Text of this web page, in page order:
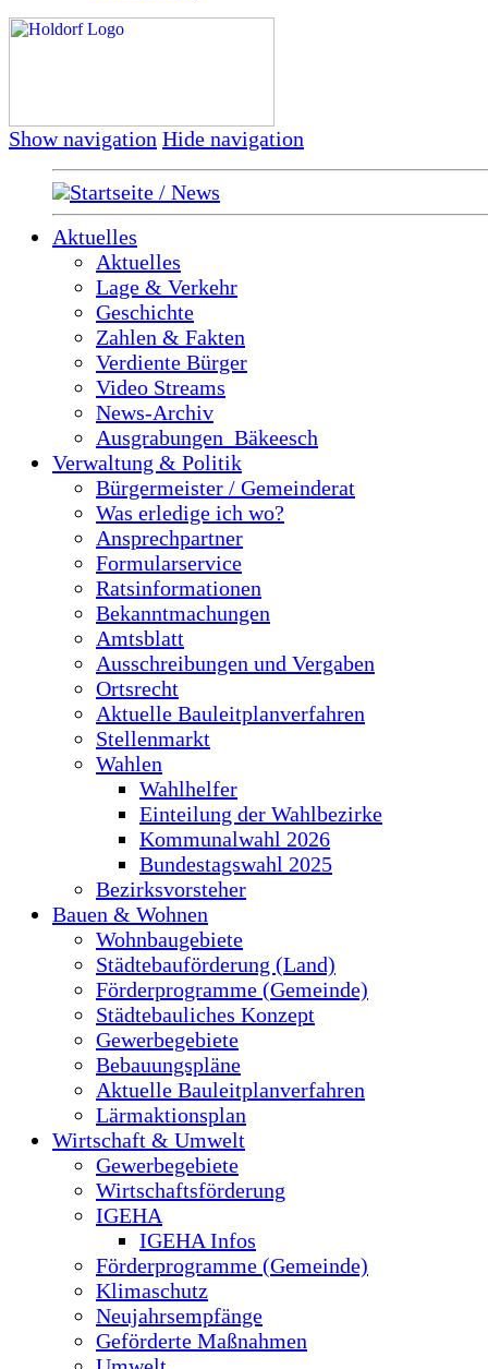
Show navigation Hide navigation
Startseite / News
Aktuelles
Aktuelles
Lage & Verkehr
Geschichte
Zahlen & Fakten
Verdiente Bürger
Video Streams
News-Archiv
Ausgrabungen_Bäkeesch
Verwaltung & Politik
Bürgermeister / Gemeinderat
Was erledige ich wo?
Ansprechpartner
Formularservice
Ratsinformationen
Bekanntmachungen
Amtsblatt
Ausschreibungen und Vergaben
Ortsrecht
Aktuelle Bauleitplanverfahren
Stellenmarkt
Wahlen
Wahlhelfer
Einteilung der Wahlbezirke
Kommunalwahl 2026
Bundestagswahl 2025
Bezirksvorsteher
Bauen & Wohnen
Wohnbaugebiete
Städtebauförderung (Land)
Förderprogramme (Gemeinde)
Städtebauliches Konzept
Gewerbegebiete
Bebauungspläne
Aktuelle Bauleitplanverfahren
Lärmaktionsplan
Wirtschaft & Umwelt
Gewerbegebiete
Wirtschaftsförderung
IGEHA
IGEHA Infos
Förderprogramme (Gemeinde)
Klimaschutz
Neujahrsempfänge
Geförderte Maßnahmen